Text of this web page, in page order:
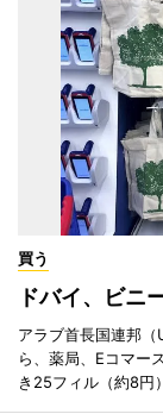
買う
ドバイ、ビニ
アラブ首長国連邦
ら、薬局、Eコマー
き25フィル（約8円